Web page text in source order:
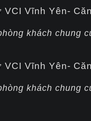
khách chung
khách chung